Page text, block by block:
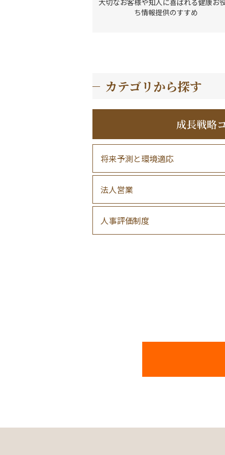
大切なお客様や知人に喜ばれる健康お
ち情報提供のすすめ
カテゴリから探す
成長戦略
将来予測と環境適応
法人営業
人事評価制度